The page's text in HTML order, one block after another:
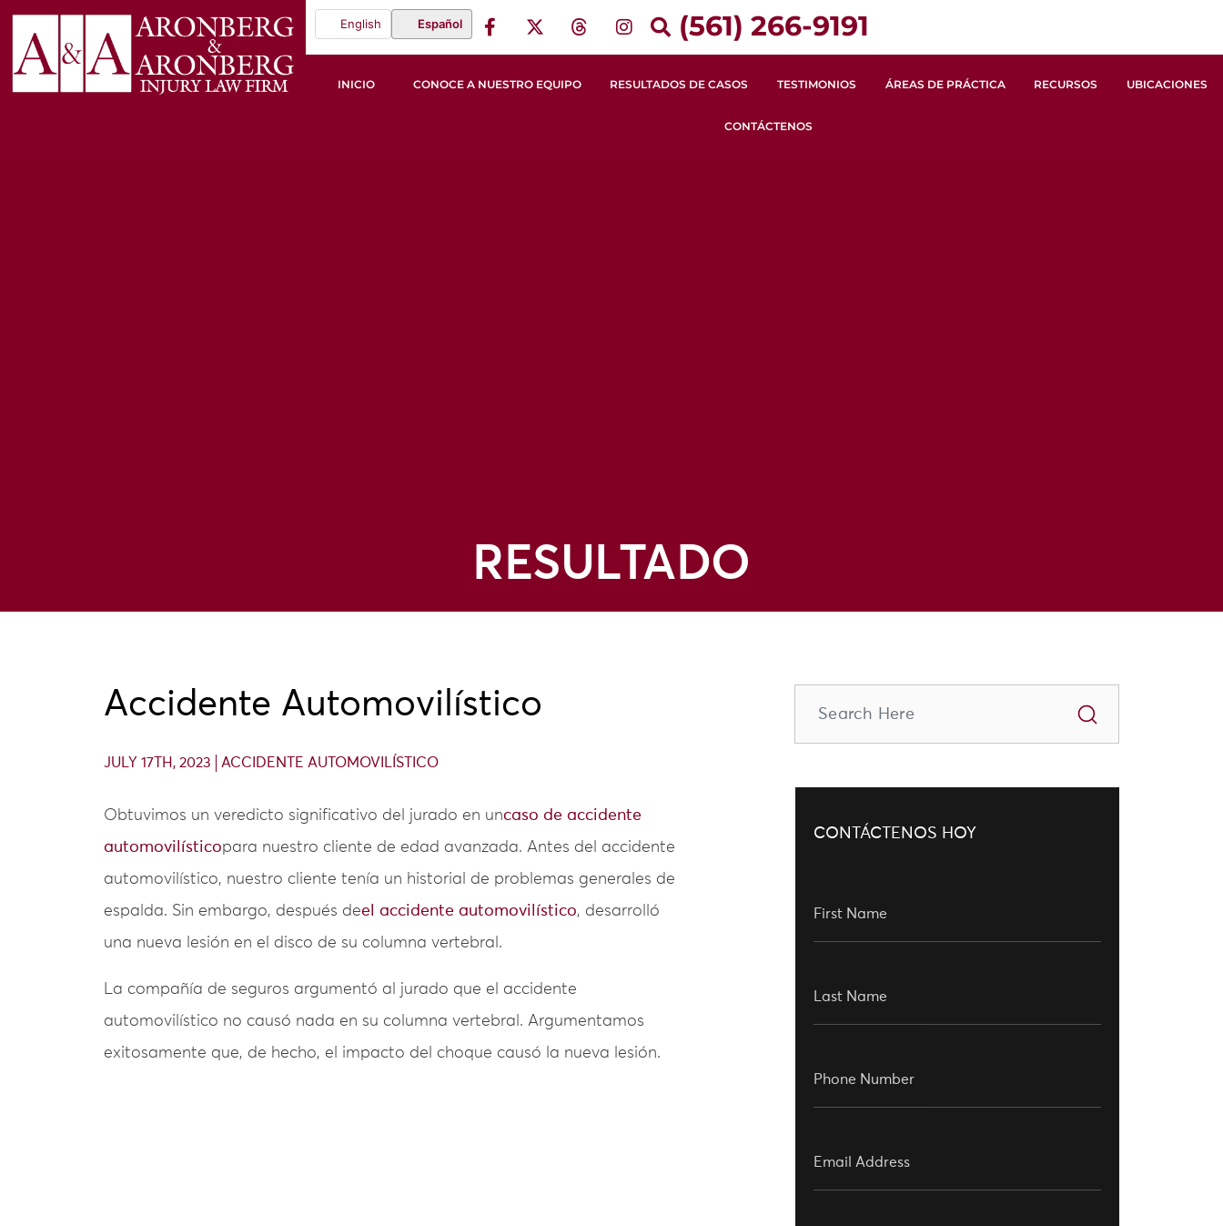
English Español (561) 266-9191
INICIO CONOCE A NUESTRO EQUIPO RESULTADOS DE CASOS TESTIMONIOS ÁREAS DE PRÁCTICA RECURSOS UBICACIONES
CONTÁCTENOS
RESULTADO
Accidente Automovilístico
JULY 17TH, 2023 ACCIDENTE AUTOMOVILÍSTICO
Obtuvimos un veredicto significativo del jurado en uncaso de accidente
automovilísticopara nuestro cliente de edad avanzada. Antes del accidente
automovilístico, nuestro cliente tenía un historial de problemas generales de
espalda. Sin embargo, después deel accidente automovilístico, desarrolló
una nueva lesión en el disco de su columna vertebral.
La compañía de seguros argumentó al jurado que el accidente
automovilístico no causó nada en su columna vertebral. Argumentamos
exitosamente que, de hecho, el impacto del choque causó la nueva lesión.
CONTÁCTENOS HOY